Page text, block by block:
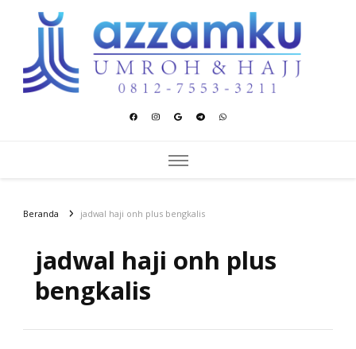
Azzamku Umroh dan Hajj
Beranda jadwal haji onh plus bengkalis
jadwal haji onh plus
bengkalis